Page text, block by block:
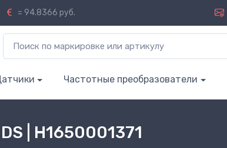
= 94.8366 руб.
Частотные преобразователи
| H1650001371